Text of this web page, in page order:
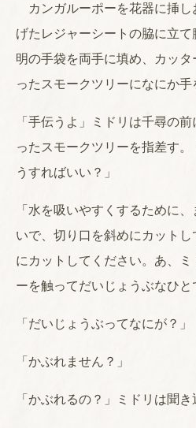
カンガルーポーを花器に挿し
げたレジャーシートの脇に立
明の手袋を両手に填め、カッ
ったスモークツリーになにか手
「手伝うよ」ミドリは千尋の
ったスモークツリーを指差す
うすればいい？」
「水を吸いやすくするために
いで、切り口を斜めにカット
にカットしてください。あ、
ーを触ってだいじょうぶなひと
「だいじょうぶってなにが？」
「かぶれません？」
「かぶれるの？」ミドリは聞き